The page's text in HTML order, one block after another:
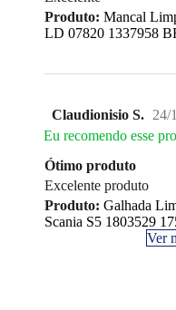
Produto: Mancal
LD 07820 1337958
Claudionisio S. 24/
Eu recomendo esse
Ótimo produto
Excelente produto
Produto: Galhada
Scania S5 1803529
Ver